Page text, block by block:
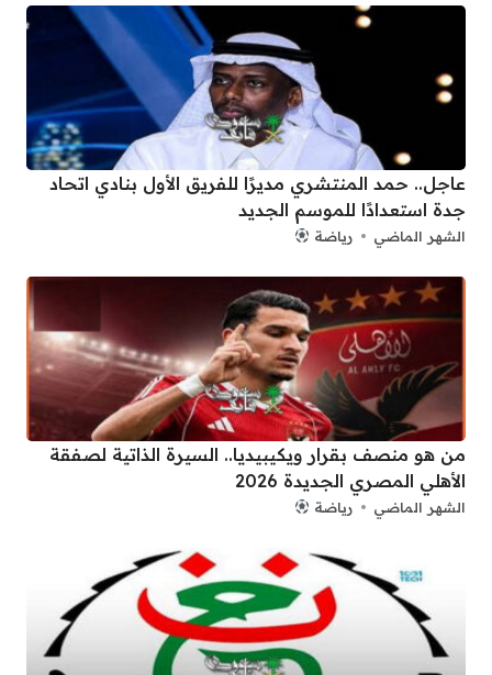
عاجل.. حمد المنتشري مديرًا للفريق الأول بنادي اتحاد
جدة استعدادًا للموسم الجديد
الشهر الماضي رياضة
من هو منصف بقرار ويكيبيديا.. السيرة الذاتية لصفقة
الأهلي المصري الجديدة 2026
الشهر الماضي رياضة